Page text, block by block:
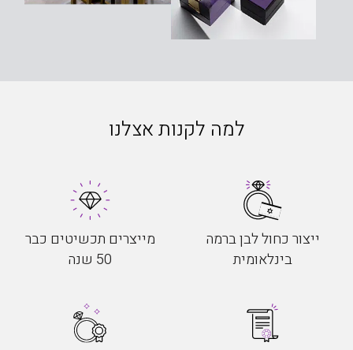
למה לקנות אצלנו
ייצור כחול לבן ברמה
בינלאומית
מייצרים תכשיטים כבר
50 שנה